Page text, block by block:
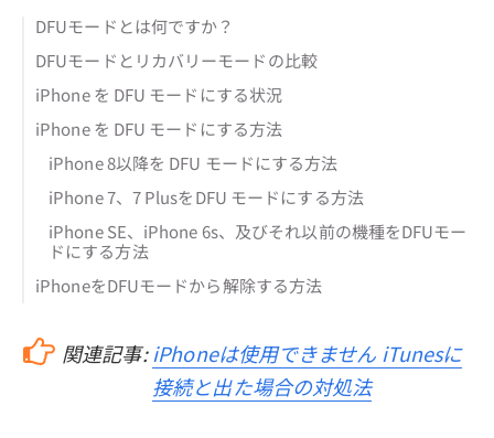
DFUモードとは何ですか？
DFUモードとリカバリーモードの比較
iPhone を DFU モードにする状況
iPhone を DFU モードにする方法
iPhone 8以降を DFU モードにする方法
iPhone 7、7 PlusをDFU モードにする方法
iPhone SE、iPhone 6s、及びそれ以前の機種をDFUモー
ドにする方法
iPhoneをDFUモードから解除する方法
関連記事: iPhoneは使用できません iTunesに
接続と出た場合の対処法